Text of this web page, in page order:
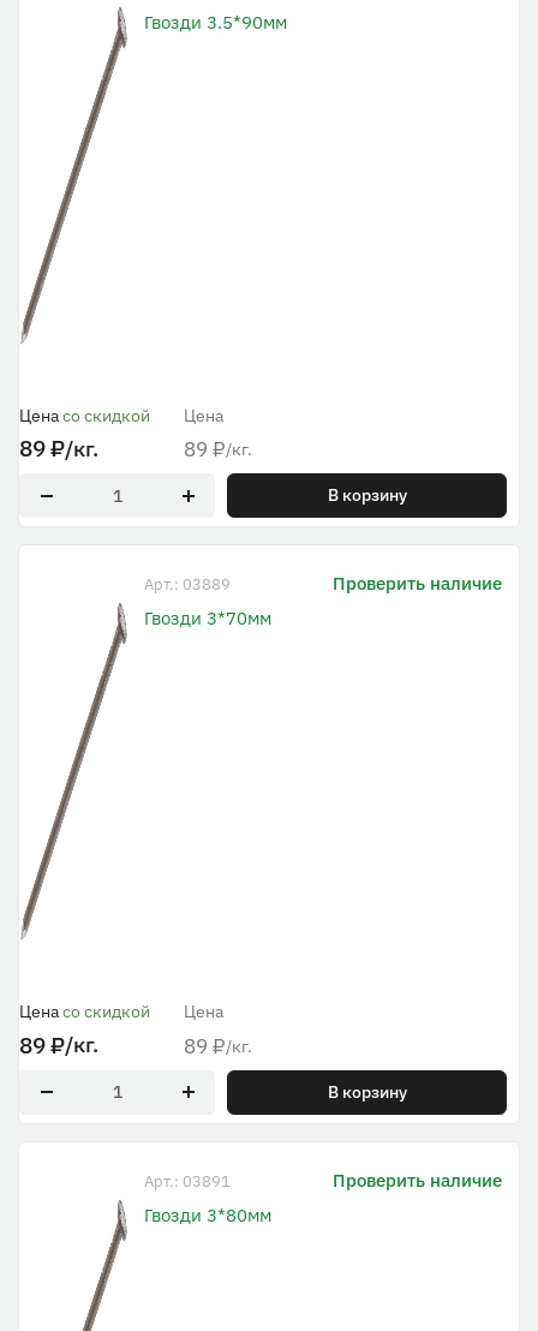
Гвозди 3.5*90мм
Цена
89 ₽/кг.
Ценасо скидкой
89₽/кг.
В корзину
Арт.: 03889
Проверить наличие
Гвозди 3*70мм
Цена
89 ₽/кг.
Ценасо скидкой
89₽/кг.
В корзину
Арт.: 03891
Проверить наличие
Гвозди 3*80мм